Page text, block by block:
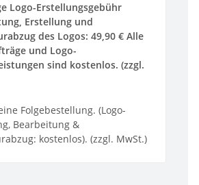
Logo-Erstellungsgebühr
Erstellung und
des Logos: 49,90 € Alle
und Logo-
sind kostenlos. (zzgl.
Folgebestellung. (Logo-
Bearbeitung &
kostenlos). (zzgl. MwSt.)